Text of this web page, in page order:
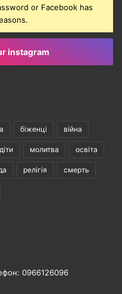
or Facebook has
instagram
біженці війна
діти молитва освіта
релігія смерть
0966126096